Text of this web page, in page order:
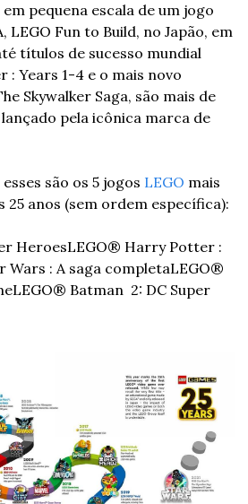
pequena escala de um jogo
LEGO Fun to Build, no Japão, em
títulos de sucesso mundial
Years 1-4 e o mais novo
Skywalker Saga, são mais de
pela icônica marca de
são os 5 jogos LEGO mais
25 anos (sem ordem específica):
Heroes
LEGO® Harry Potter :
Wars : A saga completaLEGO®
LEGO® Batman  2: DC Super